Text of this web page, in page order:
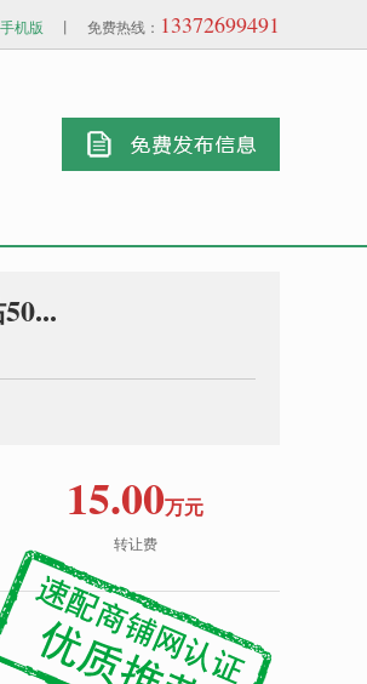
机版 丨 免费热线： 13372699491
15.00万元
转让费